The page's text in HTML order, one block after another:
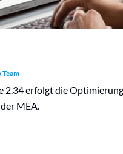
2.34 erfolgt die
MEA.